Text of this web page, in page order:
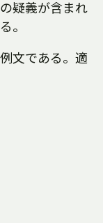
疑義が含まれ
。
文である。適